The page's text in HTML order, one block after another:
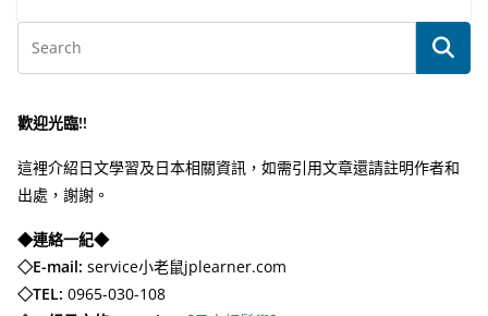
歡迎光臨!!
這裡介紹日文學習及日本相關資訊，如需引用文章還請註明作者和
出處，謝謝。
◆連絡一紀◆
◇E-mail: service小老鼠jplearner.com
◇TEL: 0965-030-108